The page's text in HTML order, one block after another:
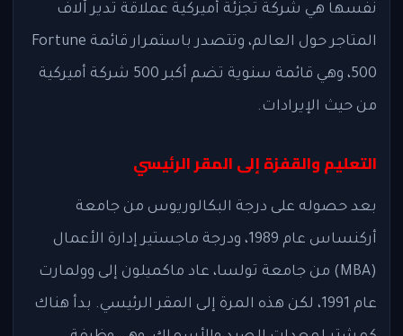
نفسها هي شركة تجزئة أميركية عملاقة تدير آلاف
المتاجر حول العالم، وتتصدر باستمرار قائمة Fortune
500
، وهي قائمة سنوية تضم أكبر 500 شركة أميركية
من حيث الإيرادات.
التعليم والقفزة إلى المقر الرئيسي
بعد حصوله على درجة البكالوريوس من جامعة
أركنساس عام 1989، ودرجة ماجستير إدارة الأعمال
(MBA) من جامعة تولسا، عاد ماكميلون إلى وولمارت
عام 1991، لكن هذه المرة إلى المقر الرئيسي. بدأ هناك